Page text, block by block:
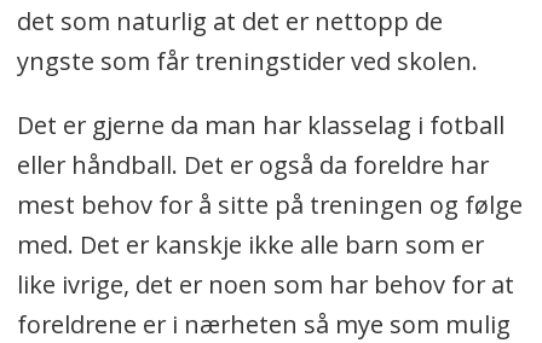
det som naturlig at det er nettopp de
yngste som får treningstider ved skolen.
Det er gjerne da man har klasselag i fotball
eller håndball. Det er også da foreldre har
mest behov for å sitte på treningen og følge
med. Det er kanskje ikke alle barn som er
like ivrige, det er noen som har behov for at
foreldrene er i nærheten så mye som mulig